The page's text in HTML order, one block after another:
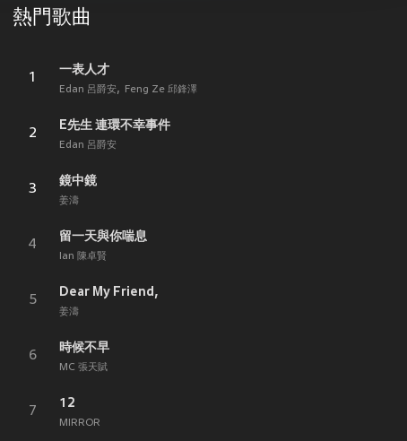
熱門歌曲
1
一表人才
Edan 呂爵安 Feng Ze 邱鋒澤
2
E先生 連環不幸事件
Edan 呂爵安
3
鏡中鏡
姜濤
4
留一天與你喘息
Ian 陳卓賢
5
Dear My Friend,
姜濤
6
時候不早
MC 張天賦
7
12
MIRROR